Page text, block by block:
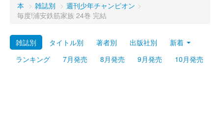
購入管理
Myシェルフ
プレミアム
本 > 雑誌別 > 週刊少年チャンピオン >
毎度!浦安鉄筋家族 24巻 完結
雑誌別 タイトル別 著者別 出版社別
新着
ランキング
7月発売 8月発売 9月発売 10月発売